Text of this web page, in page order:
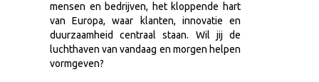
mensen en bedrijven, het kloppende hart
van Europa, waar klanten, innovatie en
duurzaamheid centraal staan. Wil jij de
luchthaven van vandaag en morgen helpen
vormgeven?